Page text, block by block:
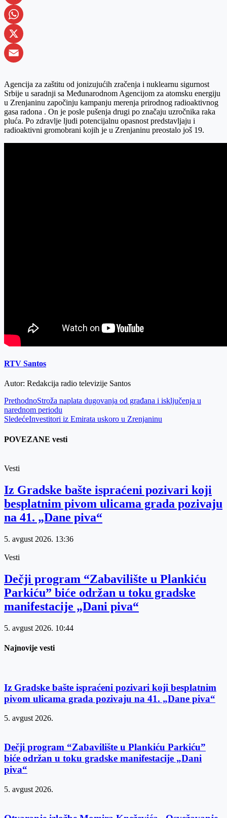
Viber
WhatsApp
X
Agencija za zaštitu od jonizujućih zračenja i nuklearnu sigurnost
Srbije u saradnji sa Međunarodnom Agencijom za atomsku energiju
u Zrenjaninu započinju kampanju merenja prirodnog radioaktivnog
gasa radona . On je posle pušenja drugi po značaju uzročnika raka
pluća. Po zdravlje ljudi potencijalnu opasnost predstavljaju i
radioaktivni gromobrani kojih je u Zrenjaninu preostalo još 19.
RTV Santos
Autor: Redakcija radio televizije Santos
PrethodnoStroža naplata dugovanja od građana i isključenja u
narednom periodu
SledećeInvestitori iz Emirata uskoro u Zrenjaninu
POVEZANE vesti
Vesti
Iz Gradske bašte ispraćeni pozivari koji
besplatnim pivom ulicama grada pozivaju
na 41. „Dane piva“
5. avgust 2026. 13:36
Vesti
Dečji program “Zabavilište u Plankiću
Parkiću” biće održan u toku gradske
manifestacije „Dani piva“
5. avgust 2026. 10:44
Najnovije vesti
Iz Gradske bašte ispraćeni pozivari koji besplatnim
pivom ulicama grada pozivaju na 41. „Dane piva“
5. avgust 2026.
Dečji program “Zabavilište u Plankiću Parkiću”
biće održan u toku gradske manifestacije „Dani
piva“
5. avgust 2026.